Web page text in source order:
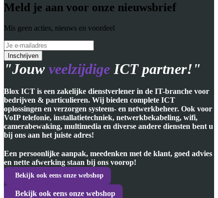
Meld je aan voor onze nieuwsbrief
Mis geen acties, nieuws en voordeel
"Jouw veelzijdige ICT partner!"
Blox ICT is een zakelijke dienstverlener in de IT-branche voor
bedrijven & particulieren. Wij bieden complete ICT
oplossingen en verzorgen systeem- en netwerkbeheer. Ook voor
VoIP telefonie, installatietechniek, netwerkbekabeling, wifi,
camerabewaking, multimedia en diverse andere diensten bent u
bij ons aan het juiste adres!
Een persoonlijke aanpak, meedenken met de klant, goed advies
en nette afwerking staan bij ons voorop!
Bekijk ook eens onze webshop
Bekijk ook eens onze webshop